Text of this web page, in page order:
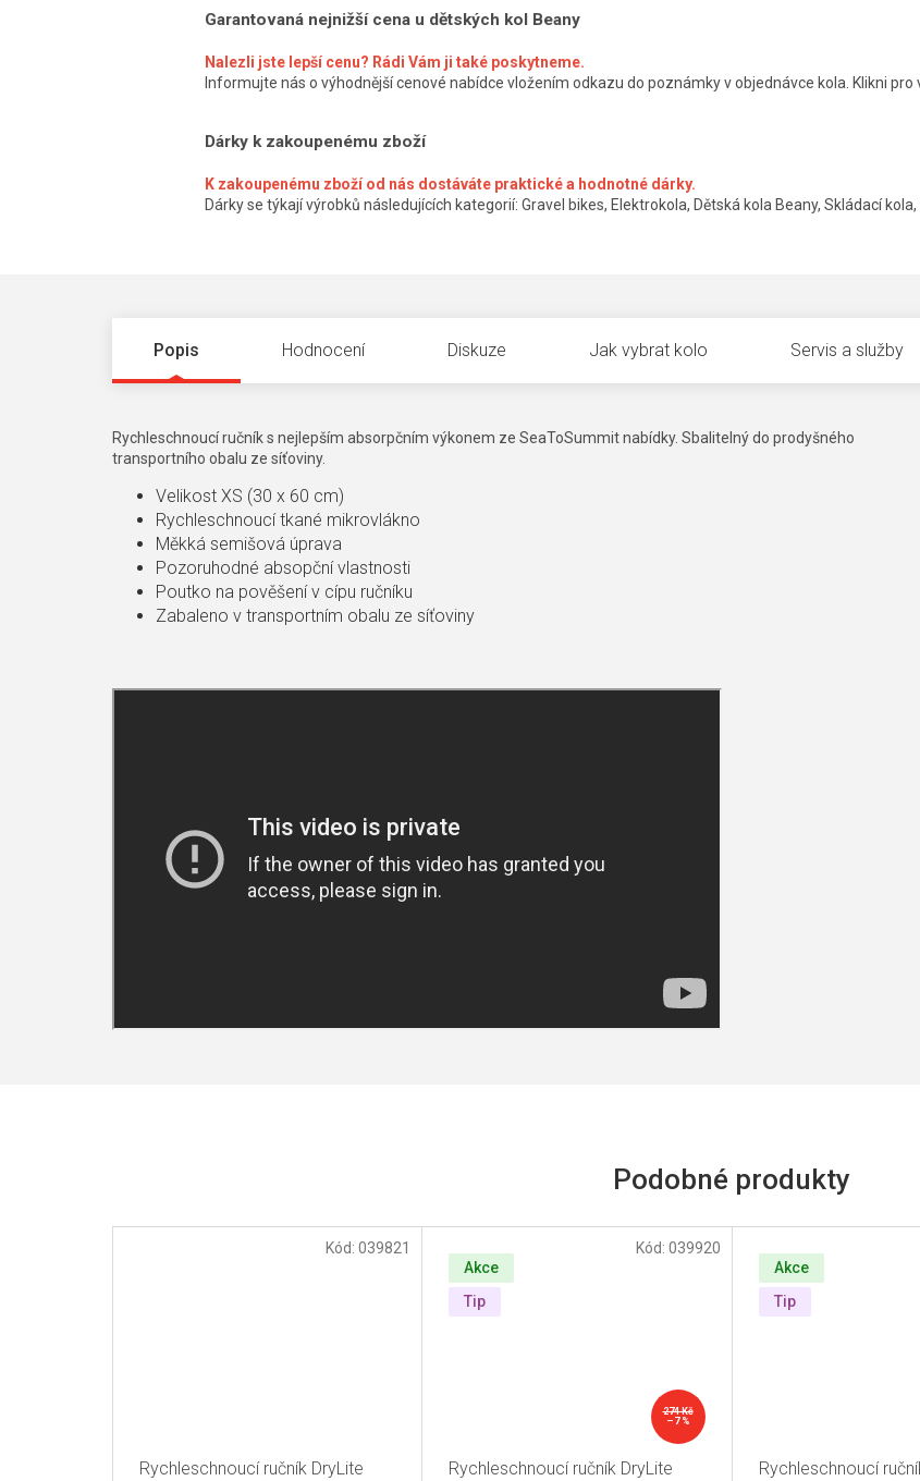
Garantovaná nejnižší cena u dětských kol Beany
Nalezli jste lepší cenu? Rádi Vám ji také poskytneme.
Informujte nás o výhodnější cenové nabídce vložením odkazu do poznámky v objednávce kola. Klikni pro
Dárky k zakoupenému zboží
K zakoupenému zboží od nás dostáváte praktické a hodnotné dárky.
Dárky se týkají výrobků následujících kategorií: Gravel bikes, Elektrokola, Dětská kola Beany, Skládací
Popis Hodnocení Diskuze Jak vybrat kolo Servis a služby
Rychleschnoucí ručník s nejlepším absorpčním výkonem ze SeaToSummit nabídky. Sbalitelný do prodyšného
transportního obalu ze síťoviny.
Velikost XS (30 x 60 cm)
Rychleschnoucí tkané mikrovlákno
Měkká semišová úprava
Pozoruhodné absopční vlastnosti
Poutko na pověšení v cípu ručníku
Zabaleno v transportním obalu ze síťoviny
Rychleschnoucí ručník DryLite
Kód:039821
Akce
Tip
274 Kč
–7 %
Rychleschnoucí ručník DryLite
Kód: 039920
Akce
Tip
Rychleschnoucí